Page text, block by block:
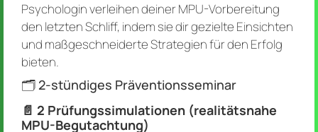
Psychologin verleihen deiner MPU-Vorbereitung
den letzten Schliff, indem sie dir gezielte Einsichten
und maßgeschneiderte Strategien für den Erfolg
bieten.
🗂️ 2-stündiges Präventionsseminar
📄 2 Prü­fungs­simu­la­tionen (real­itäts­nahe
MPU-Begut­ach­tung)